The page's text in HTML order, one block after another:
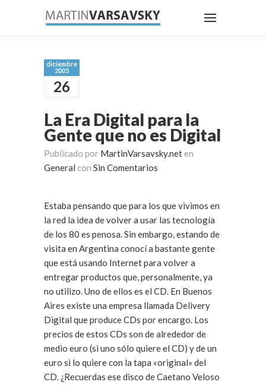
diciembre
2005
26
La Era Digital para la
Gente que no es Digital
Publicado por MartinVarsavsky.net en
General con Sin Comentarios
Estaba pensando que para los que vivimos en
la red la idea de volver a usar las tecnología
de los 80 es penosa. Sin embargo, estando de
visita en Argentina conocí a bastante gente
que está usando Internet para volver a
entregar productos que, personalmente, ya
no utilizo. Uno de ellos es el CD. En Buenos
Aires existe una empresa llamada Delivery
Digital que produce CDs por encargo. Los
precios de estos CDs son de alrededor de
medio euro (si uno sólo quiere el CD) y de un
euro si lo quiere con la tapa «original» del
CD. ¿Recuerdas ese disco de Caetano Veloso